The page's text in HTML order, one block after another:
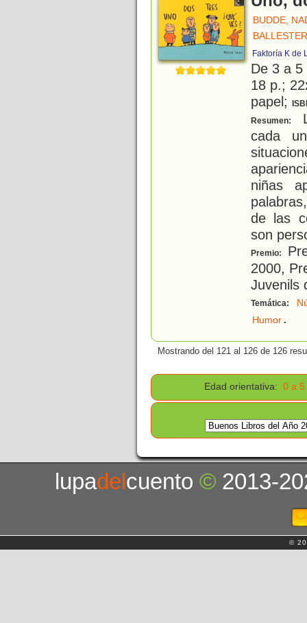
BUDDE,
Faktoría K de
De 3 a
18 p.;
papel;
Resumen:
cada
niñas
de las
son
Premio:
2000,
Juvenils
Temática:
Humor.
Mostrando del 121 al 126 de 126
Edad orientativa: 0 a 5
lupadelcuento© 2013-
©